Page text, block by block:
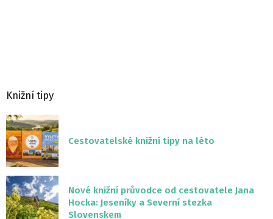
Knižní tipy
Cestovatelské knižní tipy na léto
Nové knižní průvodce od cestovatele Jana
Hocka: Jeseníky a Severní stezka
Slovenskem